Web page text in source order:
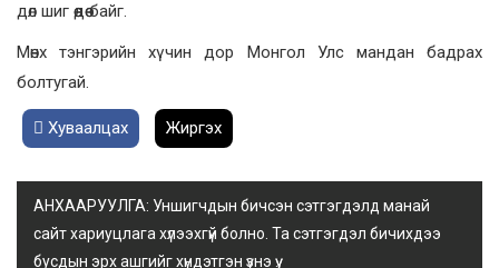
дөл шиг өөдөө байг.
Мөнх тэнгэрийн хүчин дор Монгол Улс мандан бадрах
болтугай.
Хуваалцах Жиргэх
АНХААРУУЛГА: Уншигчдын бичсэн сэтгэгдэлд манай
сайт хариуцлага хүлээхгүй болно. Та сэтгэгдэл бичихдээ
бусдын эрх ашгийг хүндэтгэн үзнэ үү.